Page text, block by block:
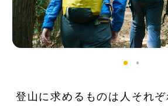
登山に求めるものは人それぞ